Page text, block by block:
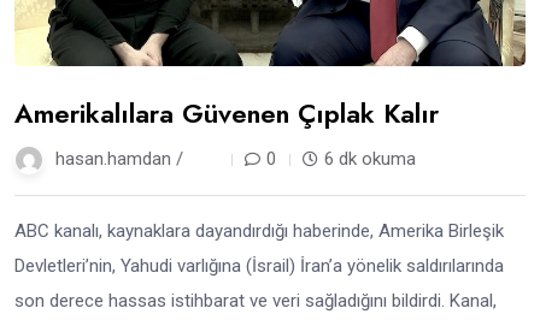
Amerikalılara Güvenen Çıplak Kalır
hasan.hamdan / 0 6 dk okuma
ABC kanalı, kaynaklara dayandırdığı haberinde, Amerika Birleşik
Devletleri’nin, Yahudi varlığına (İsrail) İran’a yönelik saldırılarında
son derece hassas istihbarat ve veri sağladığını bildirdi. Kanal,